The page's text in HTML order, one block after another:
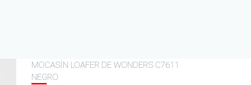
MOCASÍN LOAFER DE WONDERS C7611
NEGRO